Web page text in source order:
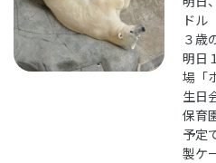
ド
３歳
明日
場「
生日
保育
予定
製ケ